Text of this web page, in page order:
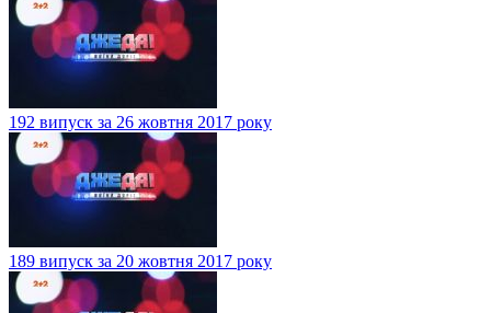
192 випуск за 26 жовтня 2017 року
189 випуск за 20 жовтня 2017 року